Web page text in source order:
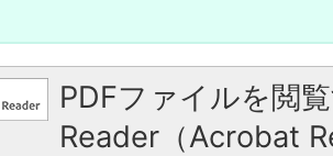
PDFファイルを閲
Reader（Acrobat